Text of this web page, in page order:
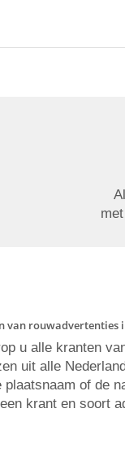
van rouwadvertenties
u alle kranten
uit alle
plaatsnaam of de
krant en soort